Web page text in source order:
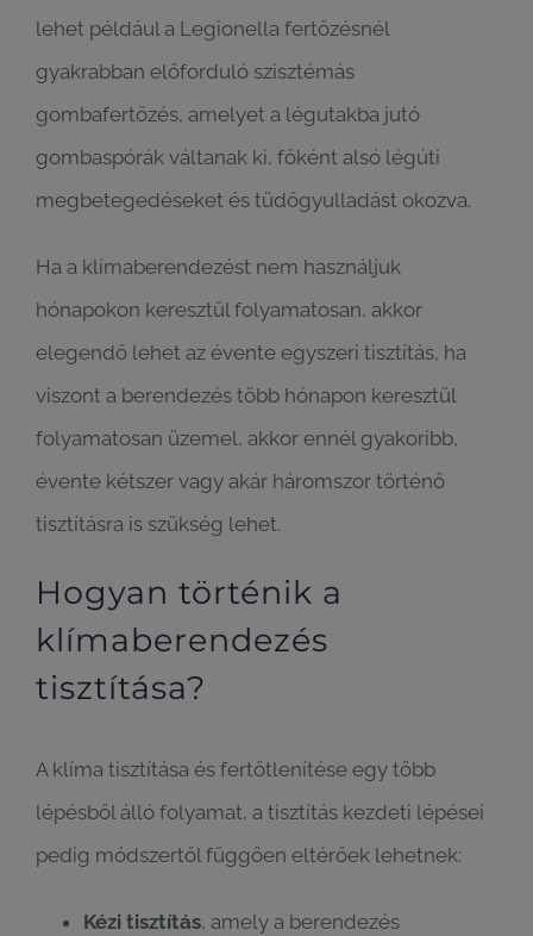
lehet például a Legionella fertőzésnél
gyakrabban előforduló szisztémás
gombafertőzés, amelyet a légutakba jutó
gombaspórák váltanak ki, főként alsó légúti
megbetegedéseket és tüdőgyulladást okozva.
Ha a klímaberendezést nem használjuk
hónapokon keresztül folyamatosan, akkor
elegendő lehet az évente egyszeri tisztítás, ha
viszont a berendezés több hónapon keresztül
folyamatosan üzemel, akkor ennél gyakoribb,
évente kétszer vagy akár háromszor történő
tisztításra is szükség lehet.
Hogyan történik a
klímaberendezés
tisztítása?
A klíma tisztítása és fertőtlenítése egy több
lépésből álló folyamat, a tisztítás kezdeti lépései
pedig módszertől függően eltérőek lehetnek:
Kézi tisztítás, amely a berendezés